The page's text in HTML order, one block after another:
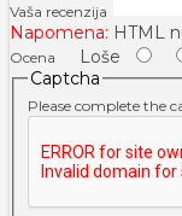
Vaša recenzija
Napomena: HTML
Ocena Loše
Captcha
Please complete the